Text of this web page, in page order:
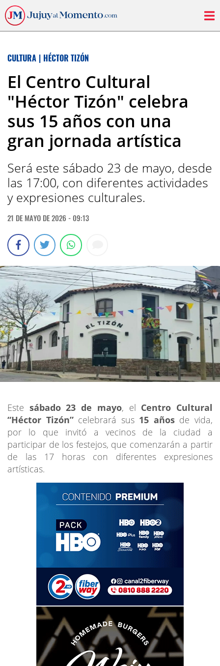
CULTURA | HÉCTOR TIZÓN
El Centro Cultural
"Héctor Tizón" celebra
sus 15 años con una
gran jornada artística
Será este sábado 23 de mayo, desde
las 17:00, con diferentes actividades
y expresiones culturales.
21 DE MAYO DE 2026 - 09:13
Este sábado 23 de mayo, el Centro Cultural
“Héctor Tizón”celebrará sus 15 añosde vida,
por lo que invitó a vecinos de la ciudad a
participar de los festejos, que comenzarán a partir
de las 17 horas con diferentes expresiones
artísticas.